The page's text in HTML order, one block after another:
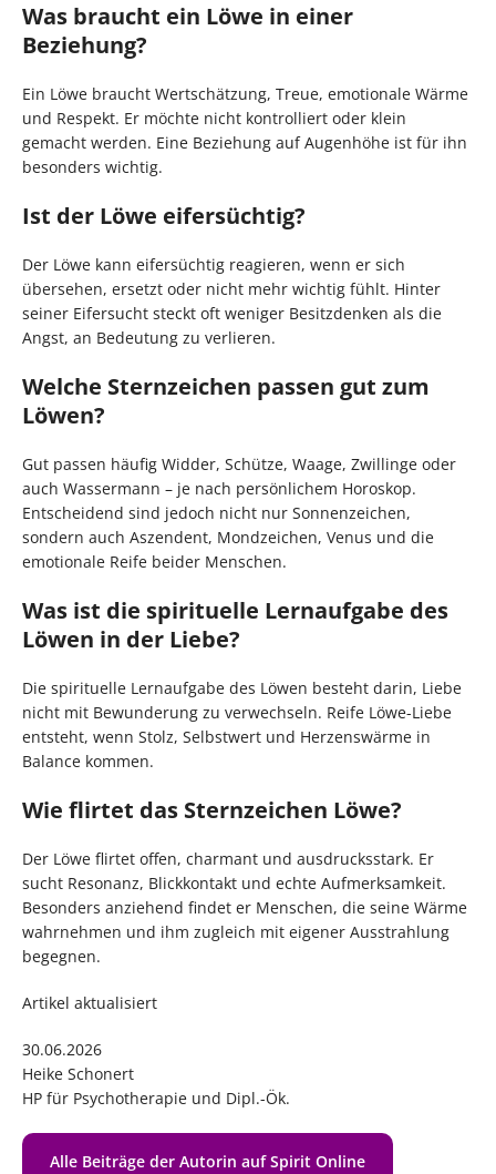
Was braucht ein Löwe in einer
Beziehung?
Ein Löwe braucht Wertschätzung, Treue, emotionale Wärme
und Respekt. Er möchte nicht kontrolliert oder klein
gemacht werden. Eine Beziehung auf Augenhöhe ist für ihn
besonders wichtig.
Ist der Löwe eifersüchtig?
Der Löwe kann eifersüchtig reagieren, wenn er sich
übersehen, ersetzt oder nicht mehr wichtig fühlt. Hinter
seiner Eifersucht steckt oft weniger Besitzdenken als die
Angst, an Bedeutung zu verlieren.
Welche Sternzeichen passen gut zum
Löwen?
Gut passen häufig Widder, Schütze, Waage, Zwillinge oder
auch Wassermann – je nach persönlichem Horoskop.
Entscheidend sind jedoch nicht nur Sonnenzeichen,
sondern auch Aszendent, Mondzeichen, Venus und die
emotionale Reife beider Menschen.
Was ist die spirituelle Lernaufgabe des
Löwen in der Liebe?
Die spirituelle Lernaufgabe des Löwen besteht darin, Liebe
nicht mit Bewunderung zu verwechseln. Reife Löwe-Liebe
entsteht, wenn Stolz, Selbstwert und Herzenswärme in
Balance kommen.
Wie flirtet das Sternzeichen Löwe?
Der Löwe flirtet offen, charmant und ausdrucksstark. Er
sucht Resonanz, Blickkontakt und echte Aufmerksamkeit.
Besonders anziehend findet er Menschen, die seine Wärme
wahrnehmen und ihm zugleich mit eigener Ausstrahlung
begegnen.
Artikel aktualisiert
30.06.2026
Heike Schonert
HP für Psychotherapie und Dipl.-Ök.
Alle Beiträge der Autorin auf Spirit Online